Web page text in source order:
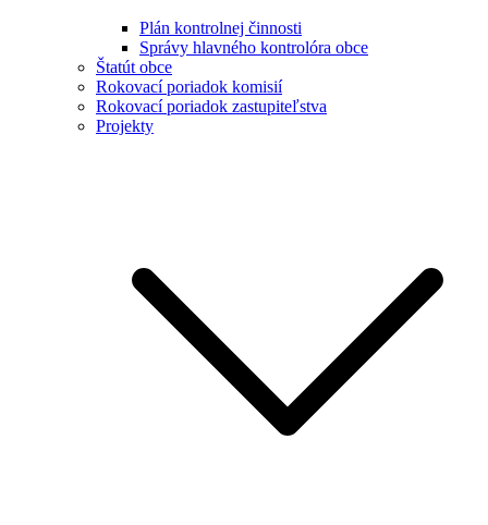
Plán kontrolnej činnosti
Správy hlavného kontrolóra obce
Štatút obce
Rokovací poriadok komisií
Rokovací poriadok zastupiteľstva
Projekty